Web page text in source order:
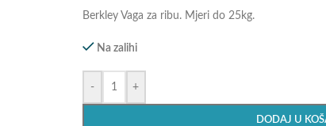
Berkley Vaga za ribu. Mjeri do 25kg.
Na zalihi
- +
DODAJ U